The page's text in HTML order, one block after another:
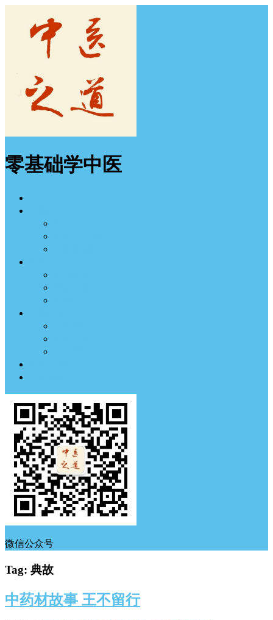
零基础学中医
微信公众号
Tag: 典故
中药材故事 王不留行